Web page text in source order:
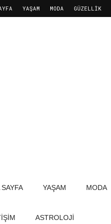
YAŞAM MODA GÜZELLIK
YAŞAM MODA
ASTROLOJİ